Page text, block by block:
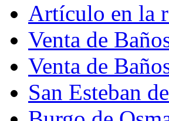
Artículo en la
Venta de
Venta de
San Esteban